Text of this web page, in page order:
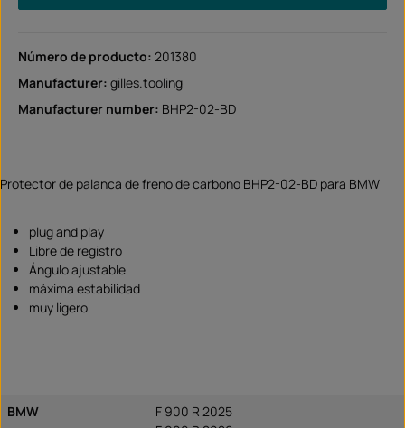
Número de producto: 201380
Manufacturer: gilles.tooling
Manufacturer number: BHP2-02-BD
Protector de palanca de freno de carbono BHP2-02-BD para BMW
plug and play
Libre de registro
Ángulo ajustable
máxima estabilidad
muy ligero
BMW
F 900 R 2025